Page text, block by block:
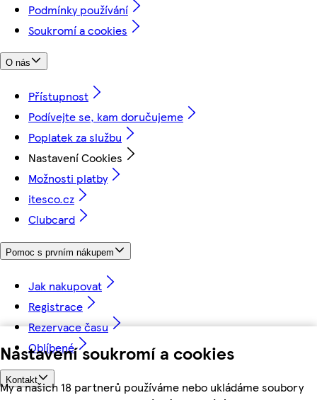
Nastavení soukromí a cookies
My a našich 18 partnerů používáme nebo ukládáme soubory
Podmínky používání
Soukromí a cookies
O nás
Přístupnost
Podívejte se, kam doručujeme
Poplatek za službu
Nastavení Cookies
Možnosti platby
itesco.cz
Clubcard
Pomoc s prvním nákupem
Jak nakupovat
Registrace
Rezervace času
Oblíbené
Kontakt